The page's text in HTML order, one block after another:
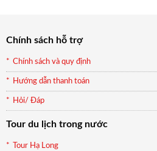
Chính sách hỗ trợ
Chính sách và quy định
Hướng dẫn thanh toán
Hỏi/ Đáp
Tour du lịch trong nước
Tour Hạ Long